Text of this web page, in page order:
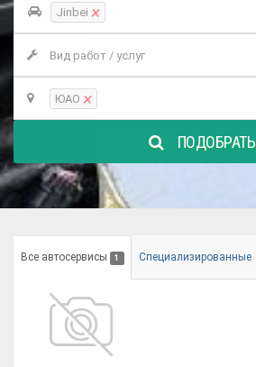
Jinbei ×
Вид работ / услуг
ЮАО ×
ПОДОБРАТЬ
Все автосервисы 1 Специализированные